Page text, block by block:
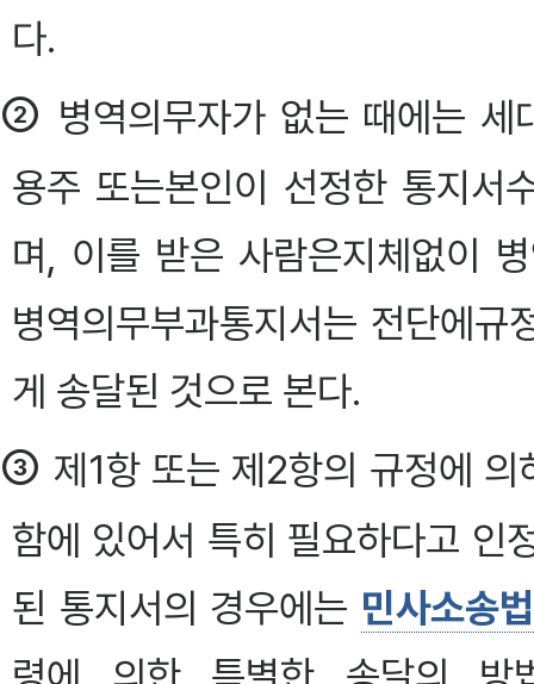
다.
② 병역의무자가 없는 때에는
용주 또는본인이 선정한 통지서
며, 이를 받은 사람은지체없이
병역의무부과통지서는 전단에
게 송달된 것으로 본다.
③ 제1항 또는 제2항의 규정에
함에 있어서 특히 필요하다고 인
된 통지서의 경우에는 민사소송법